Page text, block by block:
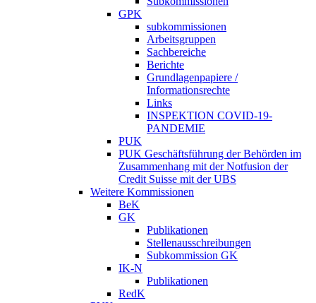
GPK
subkommissionen
Arbeitsgruppen
Sachbereiche
Berichte
Grundlagenpapiere /
Informationsrechte
Links
INSPEKTION COVID-19-
PANDEMIE
PUK
PUK Geschäftsführung der Behörden im
Zusammenhang mit der Notfusion der
Credit Suisse mit der UBS
Weitere Kommissionen
BeK
GK
Publikationen
Stellenausschreibungen
Subkommission GK
IK-N
Publikationen
RedK